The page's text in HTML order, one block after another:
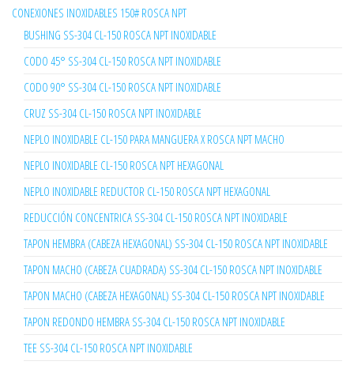
CONEXIONES INOXIDABLES 150# ROSCA NPT
BUSHING SS-304 CL-150 ROSCA NPT INOXIDABLE
CODO 45° SS-304 CL-150 ROSCA NPT INOXIDABLE
CODO 90° SS-304 CL-150 ROSCA NPT INOXIDABLE
CRUZ SS-304 CL-150 ROSCA NPT INOXIDABLE
NEPLO INOXIDABLE CL-150 PARA MANGUERA X ROSCA NPT MACHO
NEPLO INOXIDABLE CL-150 ROSCA NPT HEXAGONAL
NEPLO INOXIDABLE REDUCTOR CL-150 ROSCA NPT HEXAGONAL
REDUCCIÓN CONCENTRICA SS-304 CL-150 ROSCA NPT INOXIDABLE
TAPON HEMBRA (CABEZA HEXAGONAL) SS-304 CL-150 ROSCA NPT INOXIDABLE
TAPON MACHO (CABEZA CUADRADA) SS-304 CL-150 ROSCA NPT INOXIDABLE
TAPON MACHO (CABEZA HEXAGONAL) SS-304 CL-150 ROSCA NPT INOXIDABLE
TAPON REDONDO HEMBRA SS-304 CL-150 ROSCA NPT INOXIDABLE
TEE SS-304 CL-150 ROSCA NPT INOXIDABLE